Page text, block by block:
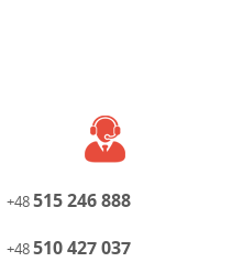
+48515 246 888
+48510 427 037